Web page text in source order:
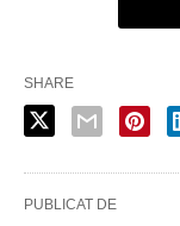
SHARE
PUBLICAT DE